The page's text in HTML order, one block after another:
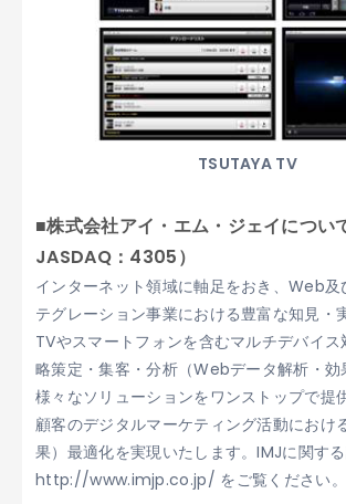
TSUTAYA TV
■株式会社アイ・エム・ジェイについ
JASDAQ：4305）
インターネット領域に軸足をおき、Web及
テグレーション事業における豊富な知見・
TVやスマートフォンを含むマルチデバイ
略策定・集客・分析（Webデータ解析・効
様々なソリューションをワンストップで提
顧客のデジタルマーケティング活動におけ
果）最適化を実現いたします。IMJに関する
http://www.imjp.co.jp/ をご覧ください。